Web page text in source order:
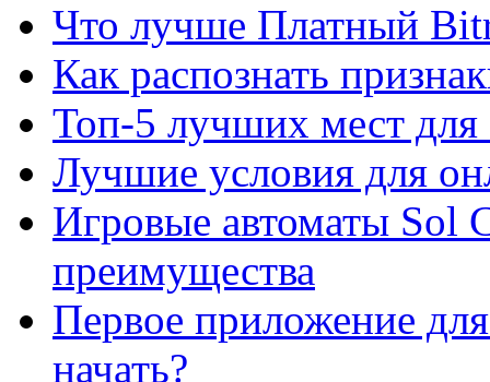
Что лучше Платный
Как распознать
Топ-5 лучших мест для
Лучшие условия для
Игровые автоматы Sol
преимущества
Первое приложение
начать?